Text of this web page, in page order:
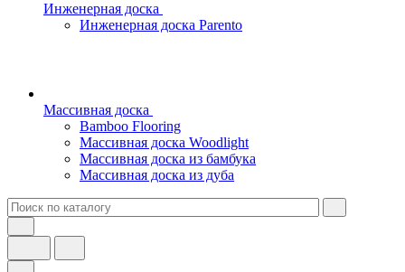
Инженерная доска
Инженерная доска Parento
Массивная доска
Bamboo Flooring
Массивная доска Woodlight
Массивная доска из бамбука
Массивная доска из дуба